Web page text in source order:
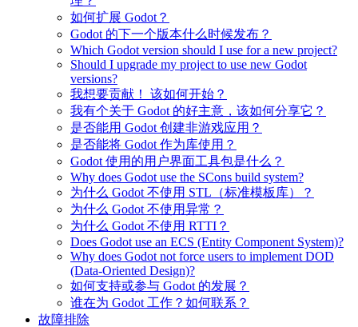
如何扩展 Godot？
Godot 的下一个版本什么时候发布？
Which Godot version should I use for a new project?
Should I upgrade my project to use new Godot
versions?
我想要贡献！ 该如何开始？
我有个关于 Godot 的好主意，该如何分享它？
是否能用 Godot 创建非游戏应用？
是否能将 Godot 作为库使用？
Godot 使用的用户界面工具包是什么？
Why does Godot use the SCons build system?
为什么 Godot 不使用 STL（标准模板库）？
为什么 Godot 不使用异常？
为什么 Godot 不使用 RTTI？
Does Godot use an ECS (Entity Component System)?
Why does Godot not force users to implement DOD
(Data-Oriented Design)?
如何支持或参与 Godot 的发展？
谁在为 Godot 工作？如何联系？
故障排除